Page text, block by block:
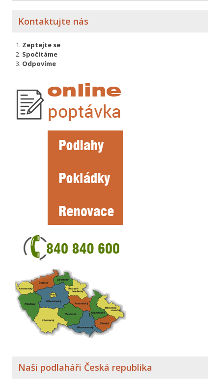
Kontaktujte nás
Zeptejte se
Spočítáme
Odpovíme
Naši podlaháři Česká republika